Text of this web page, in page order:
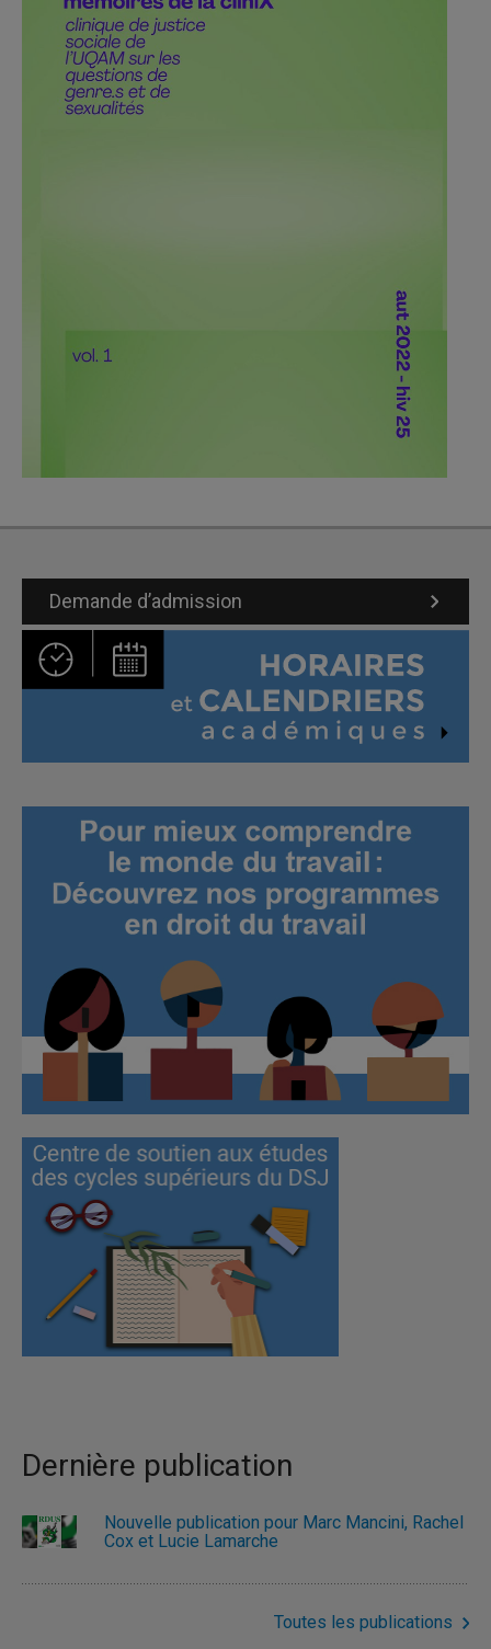
Demande d’admission
Dernière publication
Nouvelle publication pour Marc Mancini, Rachel
Cox et Lucie Lamarche
Toutes les publications